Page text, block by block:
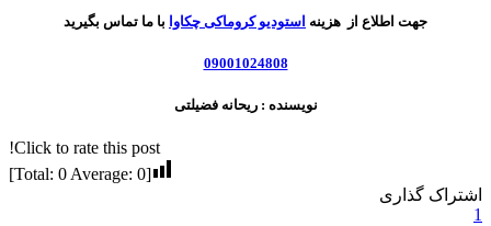
جهت اطلاع از هزینه استودیو کروماکی چکاوا با ما تماس بگیرید
09001024808
نویسنده : ریحانه فضیلتی
Click to rate this post!
[Total:
0 Average: 0
]
اشتراک گذاری
1